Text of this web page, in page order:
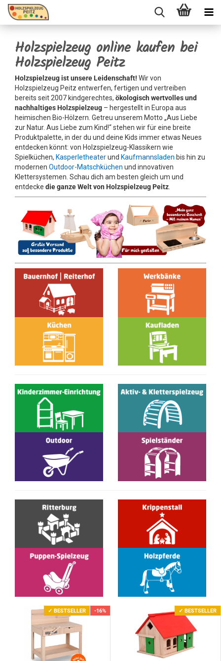
Holzspielzeug online kaufen bei
Holzspielzeug Peitz
Holzspielzeug ist unsere Leidenschaft! Wir von
Holzspielzeug Peitz entwerfen, fertigen und vertreiben
bereits seit 2007 kindgerechtes, ökologisch wertvolles und
nachhaltiges Holzspielzeug – hergestellt in Europa aus
heimischen Bio-Hölzern. Getreu unserem Motto „Aus Liebe
zur Natur. Aus Liebe zum Kind!“ stehen wir für eine breite
Produktpalette, in der du und deine Kids immer etwas Neues
entdecken könnt: von Holzspielzeug-Klassikern wie
Spielküchen, Kasperletheaterund Kaufmannsladen bis hin zu
modernen Outdoor-Matschküchen und innovativen
Klettersystemen. Schau dich am besten gleich um und
entdecke die ganze Welt von Holzspielzeug Peitz
✓ BESTSELLER -16% ✓ BESTSELLER